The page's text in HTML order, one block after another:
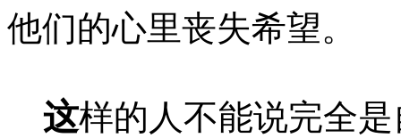
他们的心里丧失希望。
这样的人不能说完全